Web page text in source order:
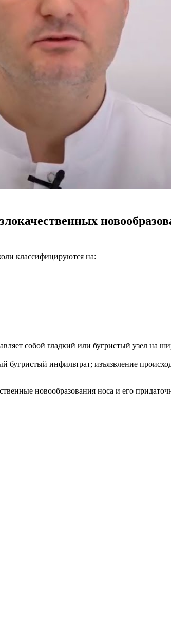
классифицируются на:
собой гладкий или бугристый узел на
бугристый инфильтрат; изъязвление
новообразования носа и его